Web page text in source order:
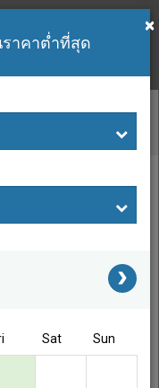
คเอาท์
×
าคาต่ำที่สุด
Sat Sun